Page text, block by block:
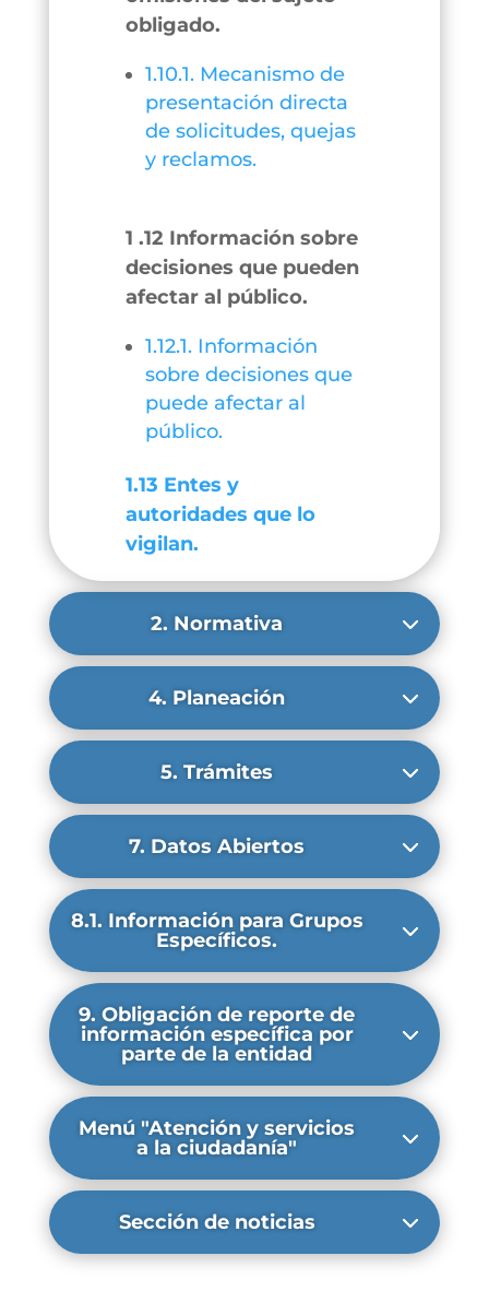
obligado.
1.10.1. Mecanismo de
presentación directa
de solicitudes, quejas
y reclamos.
1 .12 Información sobre
decisiones que pueden
afectar al público.
1.12.1. Información
sobre decisiones que
puede afectar al
público.
1.13 Entes y
autoridades que lo
vigilan.
2. Normativa
4. Planeación
5. Trámites
7. Datos Abiertos
8.1. Información para Grupos
Específicos.
9. Obligación de reporte de
información específica por
parte de la entidad
Menú "Atención y servicios
a la ciudadanía"
Sección de noticias